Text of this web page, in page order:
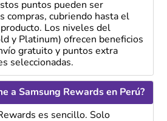
puntos pueden ser
compras, cubriendo hasta el
Los niveles del
y Platinum) ofrecen beneficios
gratuito y puntos extra
seleccionadas.
a Samsung Rewards en Perú?
es sencillo. Solo